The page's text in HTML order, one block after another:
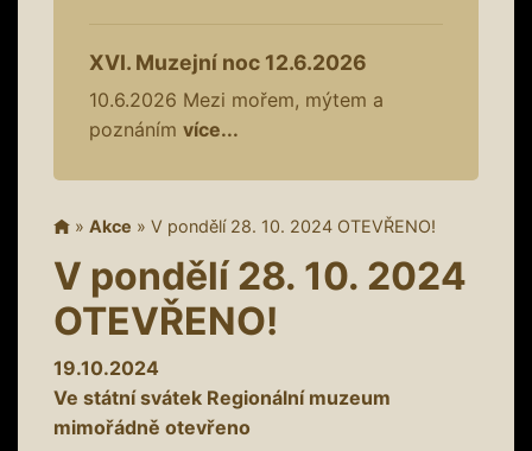
XVI. Muzejní noc 12.6.2026
10.6.2026 Mezi mořem, mýtem a
poznáním více...
» Akce » V pondělí 28. 10. 2024 OTEVŘENO!
V pondělí 28. 10. 2024
OTEVŘENO!
19.10.2024
Ve státní svátek Regionální muzeum
mimořádně otevřeno